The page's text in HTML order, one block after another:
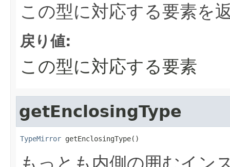
この型に対応する要素を
戻り値:
この型に対応する要素
getEnclosingType
TypeMirror getEnclosingType()
もっとも内側の囲むイン